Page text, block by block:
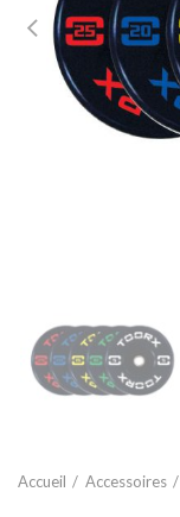
Accueil Accessoires